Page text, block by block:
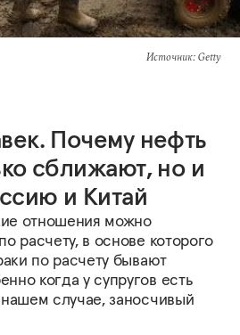
Источник: Getty
Почему нефть
сближают, но и
и Китай
отношения можно
расчету, в основе которого
по расчету бывают
когда у супругов есть
случае, заносчивый